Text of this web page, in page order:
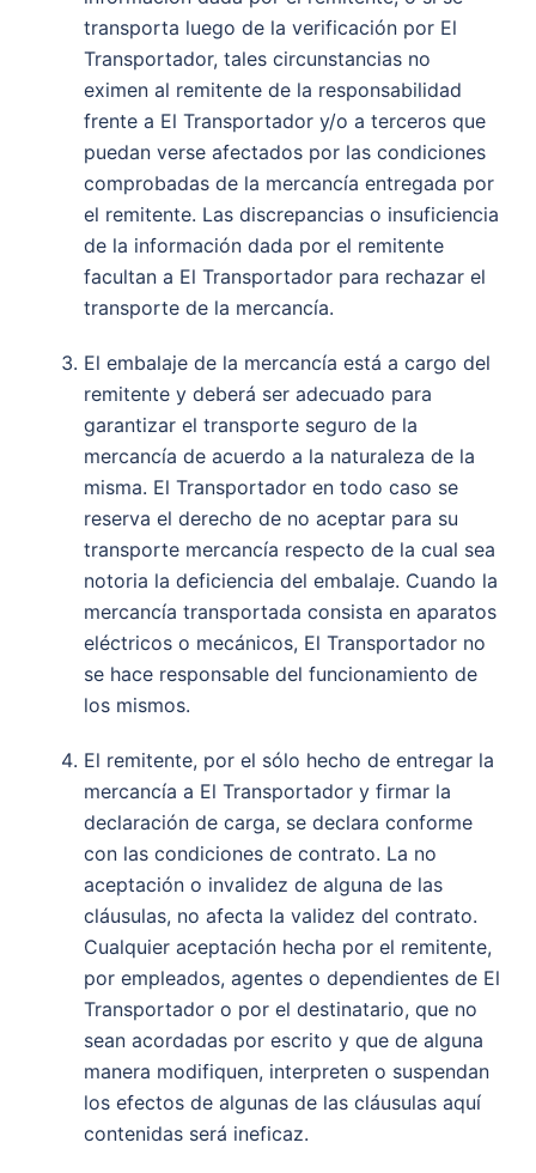
transporta luego de la verificación por El
Transportador, tales circunstancias no
eximen al remitente de la responsabilidad
frente a El Transportador y/o a terceros que
puedan verse afectados por las condiciones
comprobadas de la mercancía entregada por
el remitente. Las discrepancias o insuficiencia
de la información dada por el remitente
facultan a El Transportador para rechazar el
transporte de la mercancía.
El embalaje de la mercancía está a cargo del
remitente y deberá ser adecuado para
garantizar el transporte seguro de la
mercancía de acuerdo a la naturaleza de la
misma. El Transportador en todo caso se
reserva el derecho de no aceptar para su
transporte mercancía respecto de la cual sea
notoria la deficiencia del embalaje. Cuando la
mercancía transportada consista en aparatos
eléctricos o mecánicos, El Transportador no
se hace responsable del funcionamiento de
los mismos.
El remitente, por el sólo hecho de entregar la
mercancía a El Transportador y firmar la
declaración de carga, se declara conforme
con las condiciones de contrato. La no
aceptación o invalidez de alguna de las
cláusulas, no afecta la validez del contrato.
Cualquier aceptación hecha por el remitente,
por empleados, agentes o dependientes de El
Transportador o por el destinatario, que no
sean acordadas por escrito y que de alguna
manera modifiquen, interpreten o suspendan
los efectos de algunas de las cláusulas aquí
contenidas será ineficaz.